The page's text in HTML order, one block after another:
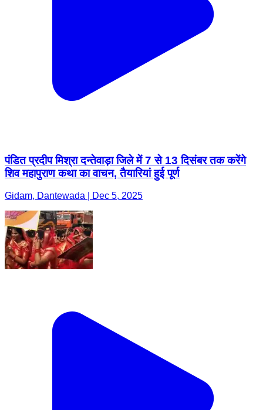
पंडित प्रदीप मिश्रा दन्तेवाड़ा जिले में 7 से 13 दिसंबर तक करेंगे
शिव महापुराण कथा का वाचन, तैयारियां हुई पूर्ण
Gidam, Dantewada | Dec 5, 2025